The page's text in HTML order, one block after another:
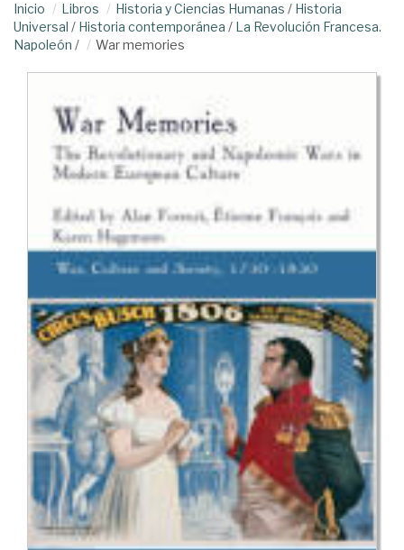
Inicio Libros Historia y Ciencias Humanas / Historia
Universal / Historia contemporánea / La Revolución Francesa.
Napoleón / War memories